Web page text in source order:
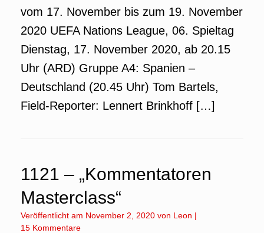
vom 17. November bis zum 19. November
2020 UEFA Nations League, 06. Spieltag
Dienstag, 17. November 2020, ab 20.15
Uhr (ARD) Gruppe A4: Spanien –
Deutschland (20.45 Uhr) Tom Bartels,
Field-Reporter: Lennert Brinkhoff […]
1121 – „Kommentatoren
Masterclass“
Veröffentlicht am November 2, 2020 von Leon |
15 Kommentare